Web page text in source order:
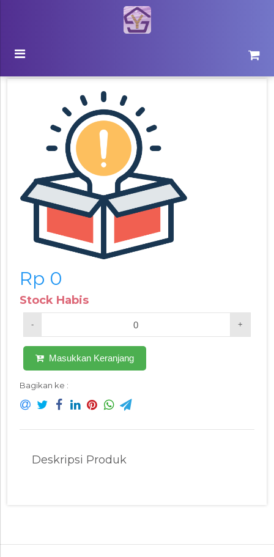
Rp 0
Stock Habis
- +
Masukkan Keranjang
Bagikan ke :
Deskripsi Produk